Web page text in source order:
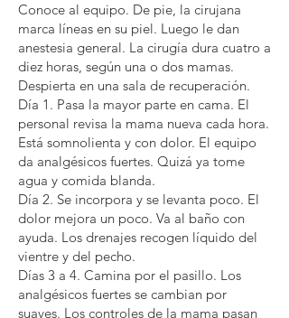
Conoce al equipo. De pie, la cirujana
marca líneas en su piel. Luego le dan
anestesia general. La cirugía dura cuatro a
diez horas, según una o dos mamas.
Despierta en una sala de recuperación.
Día 1. Pasa la mayor parte en cama. El
personal revisa la mama nueva cada hora.
Está somnolienta y con dolor. El equipo
da analgésicos fuertes. Quizá ya tome
agua y comida blanda.
Día 2. Se incorpora y se levanta poco. El
dolor mejora un poco. Va al baño con
ayuda. Los drenajes recogen líquido del
vientre y del pecho.
Días 3 a 4. Camina por el pasillo. Los
analgésicos fuertes se cambian por
suaves. Los controles de la mama pasan